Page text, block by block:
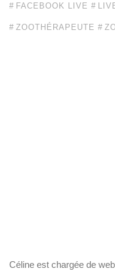
FACEBOOK LIVE
ZOOTHÉRAPEUTE
Céline est chargée de